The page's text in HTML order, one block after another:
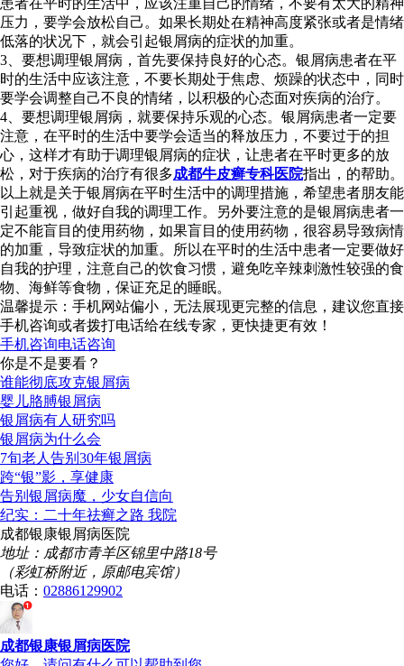
患者在平时的生活中，应该注重自己的情绪，不要有太大的精神
压力，要学会放松自己。如果长期处在精神高度紧张或者是情绪
低落的状况下，就会引起银屑病的症状的加重。
3、要想调理银屑病，首先要保持良好的心态。银屑病患者在平
时的生活中应该注意，不要长期处于焦虑、烦躁的状态中，同时
要学会调整自己不良的情绪，以积极的心态面对疾病的治疗。
4、要想调理银屑病，就要保持乐观的心态。银屑病患者一定要
注意，在平时的生活中要学会适当的释放压力，不要过于的担
心，这样才有助于调理银屑病的症状，让患者在平时更多的放
松，对于疾病的治疗有很多成都牛皮癣专科医院指出，的帮助。
以上就是关于银屑病在平时生活中的调理措施，希望患者朋友能
引起重视，做好自我的调理工作。另外要注意的是银屑病患者一
定不能盲目的使用药物，如果盲目的使用药物，很容易导致病情
的加重，导致症状的加重。所以在平时的生活中患者一定要做好
自我的护理，注意自己的饮食习惯，避免吃辛辣刺激性较强的食
物、海鲜等食物，保证充足的睡眠。
温馨提示：手机网站偏小，无法展现更完整的信息，建议您直接
手机咨询或者拨打电话给在线专家，更快捷更有效！
手机咨询电话咨询
你是不是要看？
谁能彻底攻克银屑病
婴儿胳膊银屑病
银屑病有人研究吗
银屑病为什么会
7旬老人告别30年银屑病
跨“银”影，享健康
告别银屑病魔，少女自信向
纪实：二十年祛癣之路 我院
成都银康银屑病医院
地址：成都市青羊区锦里中路18号
（彩虹桥附近，原邮电宾馆）
电话： 02886129902
成都银康银屑病医院